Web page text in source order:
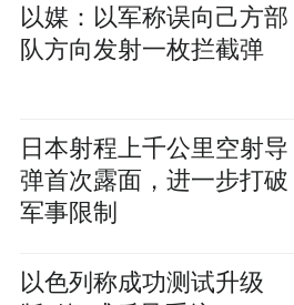
以媒：以军称误向己方部
队方向发射一枚拦截弹
日本射程上千公里空射导
弹首次露面，进一步打破
军事限制
以色列称成功测试升级